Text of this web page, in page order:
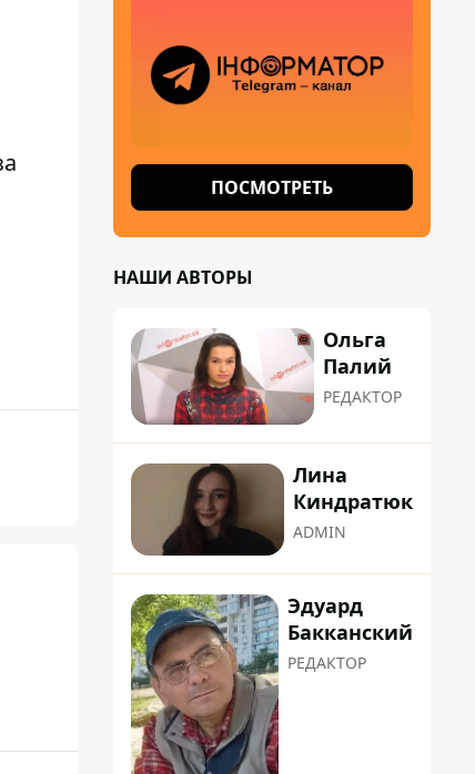
ПОСМОТРЕТЬ
НАШИ АВТОРЫ
Ольга
Палий
РЕДАКТОР
Лина
Киндратюк
ADMIN
Эдуард
Бакканский
РЕДАКТОР